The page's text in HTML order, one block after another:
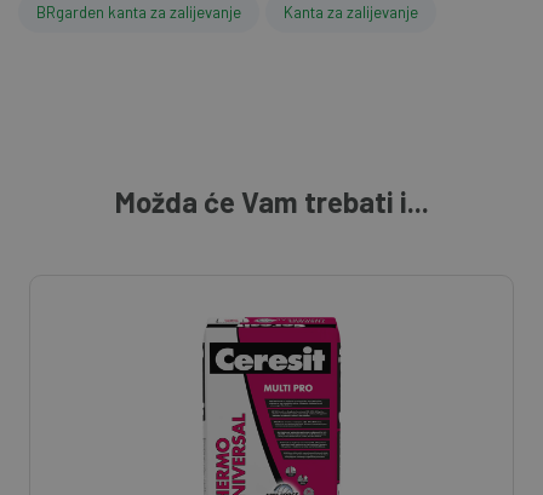
BRgarden kanta za zalijevanje Kanta za zalijevanje
Možda će Vam trebati i...